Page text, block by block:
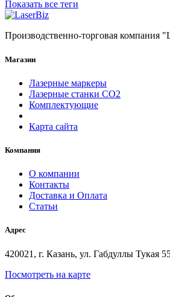
Показать все теги
Производственно-торговая компания
Магазин
Лазерные маркеры
Лазерные станки СО2
Комплектующие
Карта сайта
Компания
О компании
Контакты
Доставка и Оплата
Статьи
Адрес
420021, г. Казань, ул. Габдуллы Тукая
Посмотреть на карте